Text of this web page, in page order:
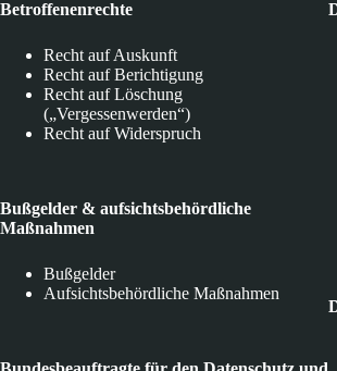
Betroffenenrechte
Recht auf Auskunft
Recht auf Berichtigung
Recht auf Löschung
(„Vergessenwerden“)
Recht auf Widerspruch
Bußgelder & aufsichtsbehördliche
Maßnahmen
Bußgelder
Aufsichtsbehördliche Maßnahmen